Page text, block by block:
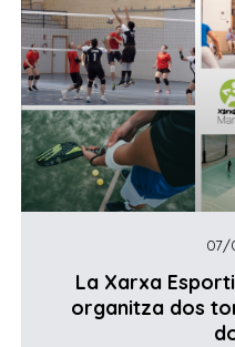
07/
La Xarxa
organitza dos